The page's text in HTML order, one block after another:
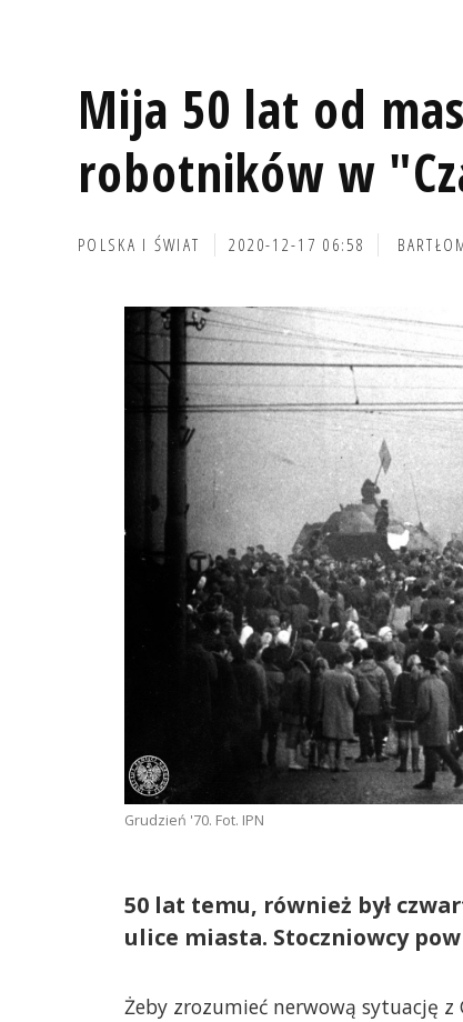
Mija 50 lat od
robotników w
POLSKA I ŚWIAT 2020-12-17 06:58
Grudzień '70. Fot. IPN
50 lat temu, również był
ulice miasta. Stoczniowcy
Żeby zrozumieć nerwową sytuację